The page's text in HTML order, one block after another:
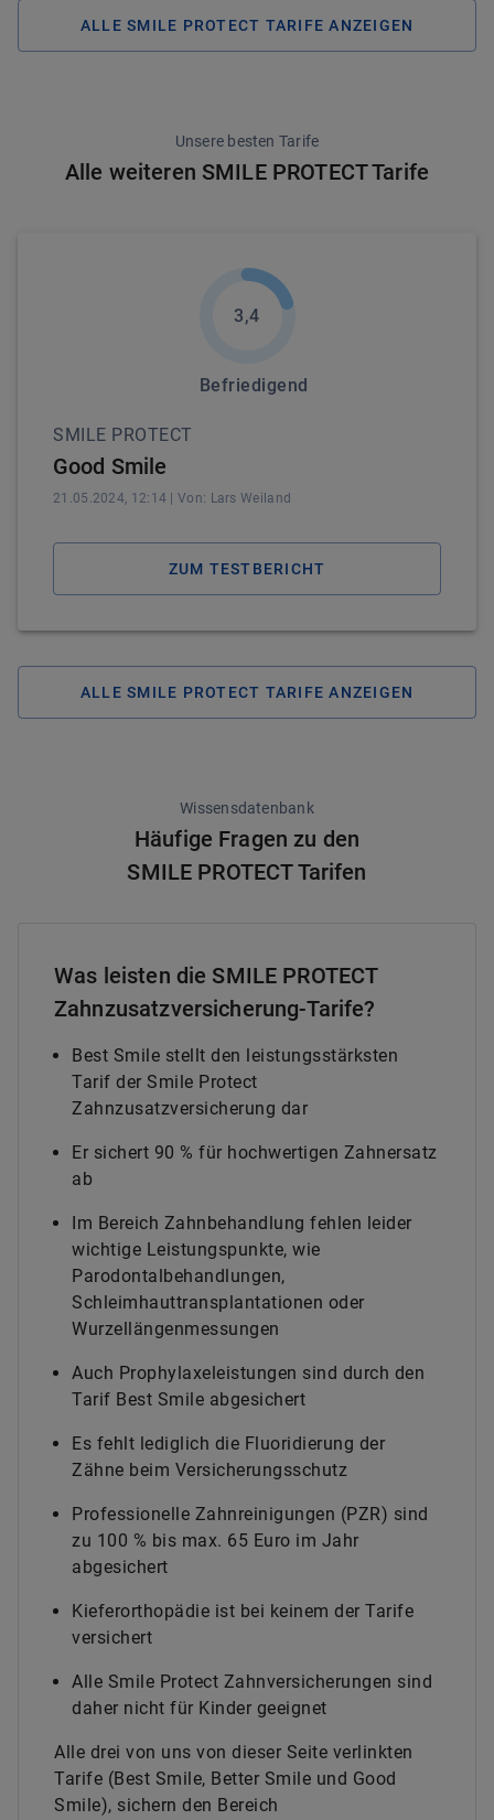
ALLE SMILE PROTECT TARIFE ANZEIGEN
Unsere besten Tarife
Alle weiteren SMILE PROTECT Tarife
3,4
Befriedigend
SMILE PROTECT
Good Smile
21.05.2024, 12:14 | Von: Lars Weiland
ZUM TESTBERICHT
ALLE SMILE PROTECT TARIFE ANZEIGEN
Wissensdatenbank
Häufige Fragen zu den
SMILE PROTECT Tarifen
Was leisten die SMILE PROTECT
Zahnzusatzversicherung-Tarife?
Best Smile stellt den leistungsstärksten
Tarif der Smile Protect
Zahnzusatzversicherung dar
Er sichert 90 % für hochwertigen Zahnersatz
ab
Im Bereich Zahnbehandlung fehlen leider
wichtige Leistungspunkte, wie
Parodontalbehandlungen,
Schleimhauttransplantationen oder
Wurzellängenmessungen
Auch Prophylaxeleistungen sind durch den
Tarif Best Smile abgesichert
Es fehlt lediglich die Fluoridierung der
Zähne beim Versicherungsschutz
Professionelle Zahnreinigungen (PZR) sind
zu 100 % bis max. 65 Euro im Jahr
abgesichert
Kieferorthopädie ist bei keinem der Tarife
versichert
Alle Smile Protect Zahnversicherungen sind
daher nicht für Kinder geeignet
Alle drei von uns von dieser Seite verlinkten
Tarife (Best Smile, Better Smile und Good
Smile), sichern den Bereich